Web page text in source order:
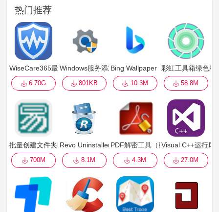
热门推荐
WiseCare365最新终生专业版
6.70G
Windows服务添加工具免费版
801KB
Bing Wallpaper（微软出品免费壁
10.3M
彩虹工具箱绿色版
58.8M
批量创建文件夹电脑版
700M
Revo Uninstaller PRO（软件强制卸载工具）已注册
8.1M
PDF解密工具（密码移除工具）
4.3M
Visual C++运行库
27.0M